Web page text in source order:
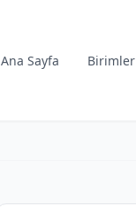
Ana Sayfa Birimler